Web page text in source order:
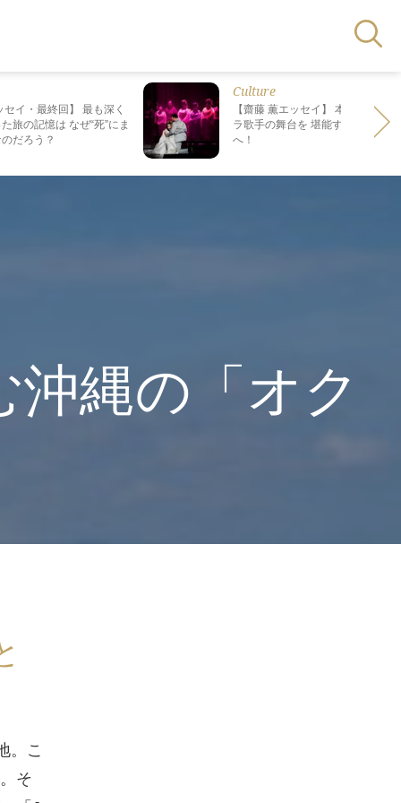
セイ・最終回】 最も深く
旅の記憶は なぜ“死”にま
だろう？
Culture
【齋藤 薫エッセイ】 本場で日本
ラ歌手の舞台を 堪能する、格別の
へ！
縄の「オク
。こ
そ